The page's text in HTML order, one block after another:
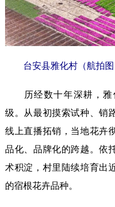
台安县雅化村（航拍
历经数十年深耕，雅
级。从最初摸索试种、销
线上直播拓销，当地花卉
品化、品牌化的跨越。依
术积淀，村里陆续培育出
的宿根花卉品种。